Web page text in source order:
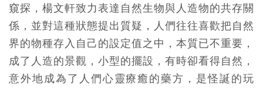
窺探，楊文軒致力表達自然生物與人造物的共存關
係，並對這種狀態提出質疑，人們往往喜歡把自然
界的物種存入自己的設定值之中，本質已不重要，
成了人造的景觀，小型的擺設，有時卻看得自然，
意外地成為了人們心靈療癒的藥方，是怪誕的玩